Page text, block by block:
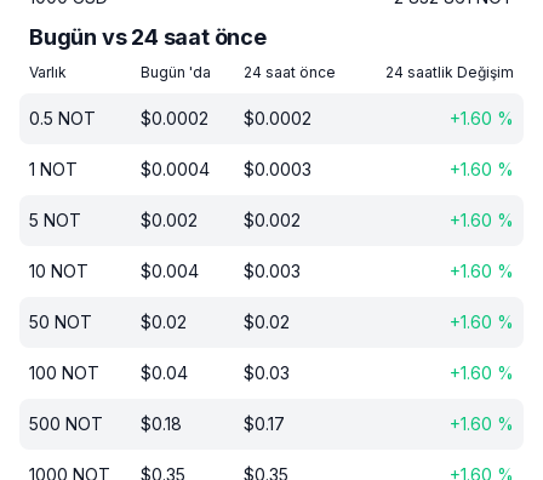
Bugün vs 24 saat önce
Varlık Bugün 'da 24 saat önce 24 saatlik Değişim
0.5 NOT $0.0002 $0.0002 +1.60 %
1 NOT $0.0004 $0.0003 +1.60 %
5 NOT $0.002 $0.002 +1.60 %
10 NOT $0.004 $0.003 +1.60 %
50 NOT $0.02 $0.02 +1.60 %
100 NOT $0.04 $0.03 +1.60 %
500 NOT $0.18 $0.17 +1.60 %
1000 NOT $0.35 $0.35 +1.60 %